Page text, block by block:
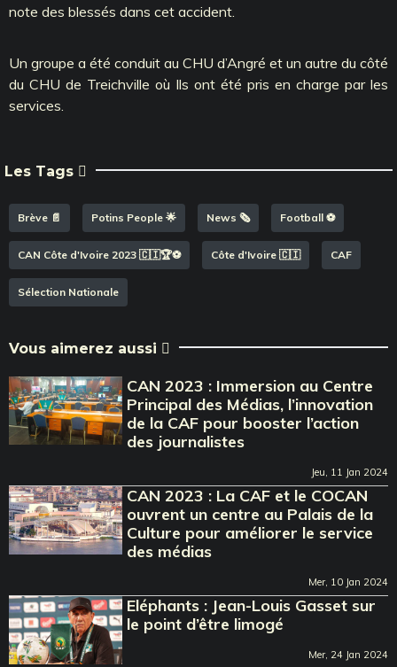
note des blessés dans cet accident.
Un groupe a été conduit au CHU d’Angré et un autre du côté
du CHU de Treichville où Ils ont été pris en charge par les
services.
Les Tags
Brève 📄 Potins People 🌟 News 🗞️ Football ⚽️
CAN Côte d'Ivoire 2023 🇨🇮🏆⚽️ Côte d'Ivoire 🇨🇮 CAF
Sélection Nationale
Vous aimerez aussi
CAN 2023 : Immersion au Centre
Principal des Médias, l’innovation
de la CAF pour booster l’action
des journalistes
Jeu, 11 Jan 2024
CAN 2023 : La CAF et le COCAN
ouvrent un centre au Palais de la
Culture pour améliorer le service
des médias
Mer, 10 Jan 2024
Eléphants : Jean-Louis Gasset sur
le point d’être limogé
Mer, 24 Jan 2024